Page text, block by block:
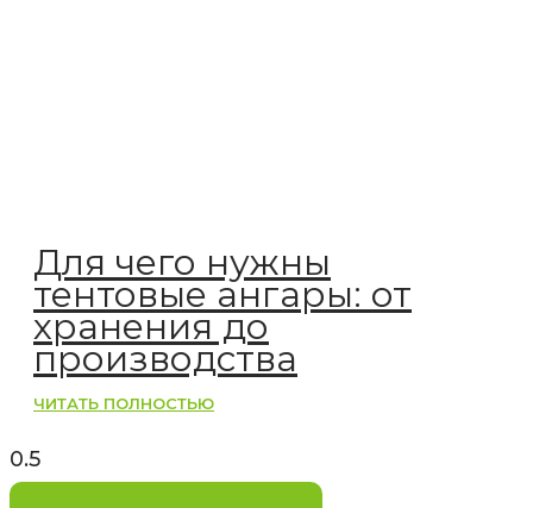
Для чего нужны
тентовые ангары: от
хранения до
производства
ЧИТАТЬ ПОЛНОСТЬЮ